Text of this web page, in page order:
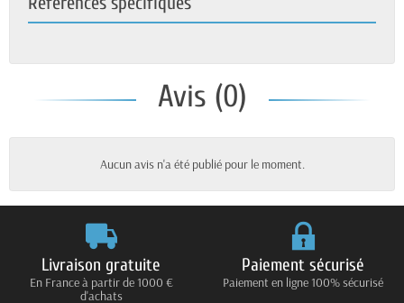
Avis (0)
Aucun avis n'a été publié pour le moment.
Livraison gratuite
En France à partir de 1000 €
d'achats
Paiement sécurisé
Paiement en ligne 100% sécurisé